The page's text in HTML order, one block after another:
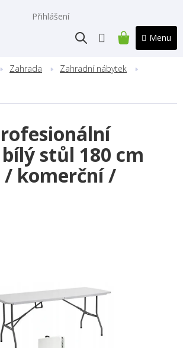
Přihlášení
NÁKUPNÍ
Zahrada Zahradní nábytek
stůl 180 cm
komerční /